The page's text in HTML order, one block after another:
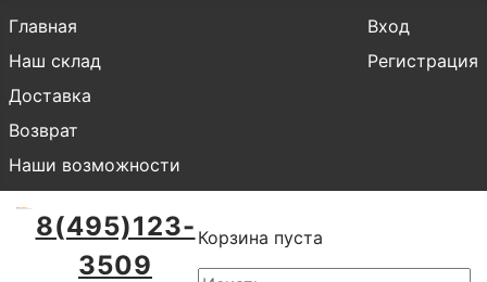
Главная
Наш склад
Доставка
Возврат
Наши возможности
Вход
Регистрация
8(495)123-
3509
Корзина пуста